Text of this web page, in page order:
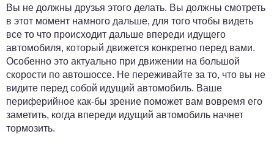
Вы не должны друзья этого делать. Вы должны смотреть
в этот момент намного дальше, для того чтобы видеть
все то что происходит дальше впереди идущего
автомобиля, который движется конкретно перед вами.
Особенно это актуально при движении на большой
скорости по автошоссе. Не переживайте за то, что вы не
видите перед собой идущий автомобиль. Ваше
периферийное как-бы зрение поможет вам вовремя его
заметить, когда впереди идущий автомобиль начнет
тормозить.